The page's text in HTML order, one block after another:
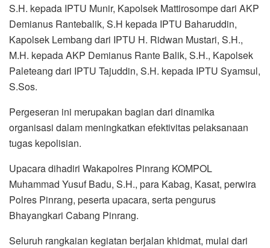
S.H. kepada IPTU Munir, Kapolsek Mattirosompe dari AKP
Demianus Rantebalik, S.H kepada IPTU Baharuddin,
Kapolsek Lembang dari IPTU H. Ridwan Mustari, S.H.,
M.H. kepada AKP Demianus Rante Balik, S.H., Kapolsek
Paleteang dari IPTU Tajuddin, S.H. kepada IPTU Syamsul,
S.Sos.
Pergeseran ini merupakan bagian dari dinamika
organisasi dalam meningkatkan efektivitas pelaksanaan
tugas kepolisian.
Upacara dihadiri Wakapolres Pinrang KOMPOL
Muhammad Yusuf Badu, S.H., para Kabag, Kasat, perwira
Polres Pinrang, peserta upacara, serta pengurus
Bhayangkari Cabang Pinrang.
Seluruh rangkaian kegiatan berjalan khidmat, mulai dari